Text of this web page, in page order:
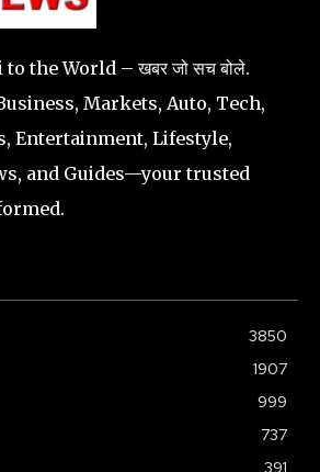
the World – खबर जो सच बोले.
Markets, Auto, Tech,
Entertainment, Lifestyle,
and Guides—your trusted
3850
1907
999
737
391